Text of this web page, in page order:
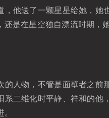
，他送了一颗星星给她，
还是在星空独自漂流时期，
的人物，不管是面壁者之前
系二维化时平静、祥和的他